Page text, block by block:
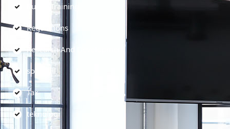
Public Training
Regulations
Research And Development
soft skill
Tax
teknologi